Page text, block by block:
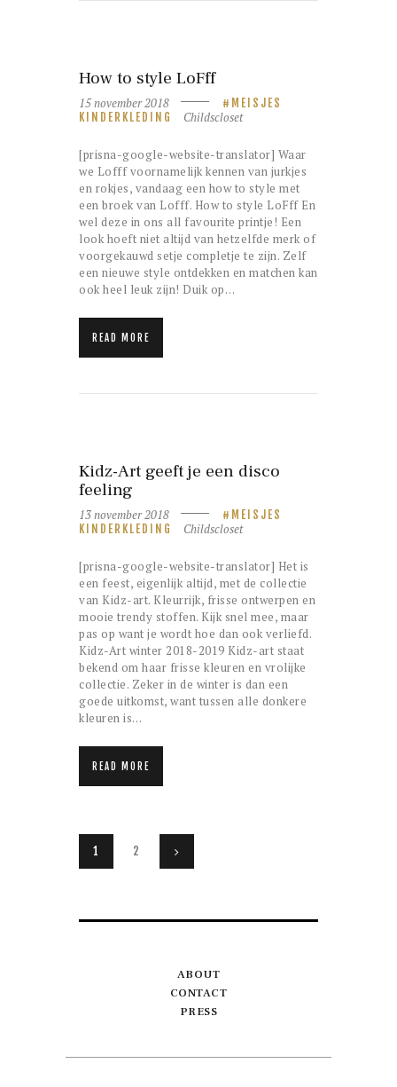
How to style LoFff
15 november 2018
MEISJES
KINDERKLEDING
Childscloset
[prisna-google-website-translator] Waar
we Lofff voornamelijk kennen van jurkjes
en rokjes, vandaag een how to style met
een broek van Lofff. How to style LoFff En
wel deze in ons all favourite printje! Een
look hoeft niet altijd van hetzelfde merk of
voorgekauwd setje completje te zijn. Zelf
een nieuwe style ontdekken en matchen kan
ook heel leuk zijn! Duik op…
READ MORE
Kidz-Art geeft je een disco
feeling
13 november 2018
MEISJES
KINDERKLEDING
Childscloset
[prisna-google-website-translator] Het is
een feest, eigenlijk altijd, met de collectie
van Kidz-art. Kleurrijk, frisse ontwerpen en
mooie trendy stoffen. Kijk snel mee, maar
pas op want je wordt hoe dan ook verliefd.
Kidz-Art winter 2018-2019 Kidz-art staat
bekend om haar frisse kleuren en vrolijke
collectie. Zeker in de winter is dan een
goede uitkomst, want tussen alle donkere
kleuren is…
READ MORE
Berichten
paginering
PAGE
1 PAGE
2
ABOUT
CONTACT
PRESS